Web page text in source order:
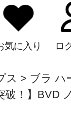
気に入り ロ
ス
ブラ ハ
破！】BVD